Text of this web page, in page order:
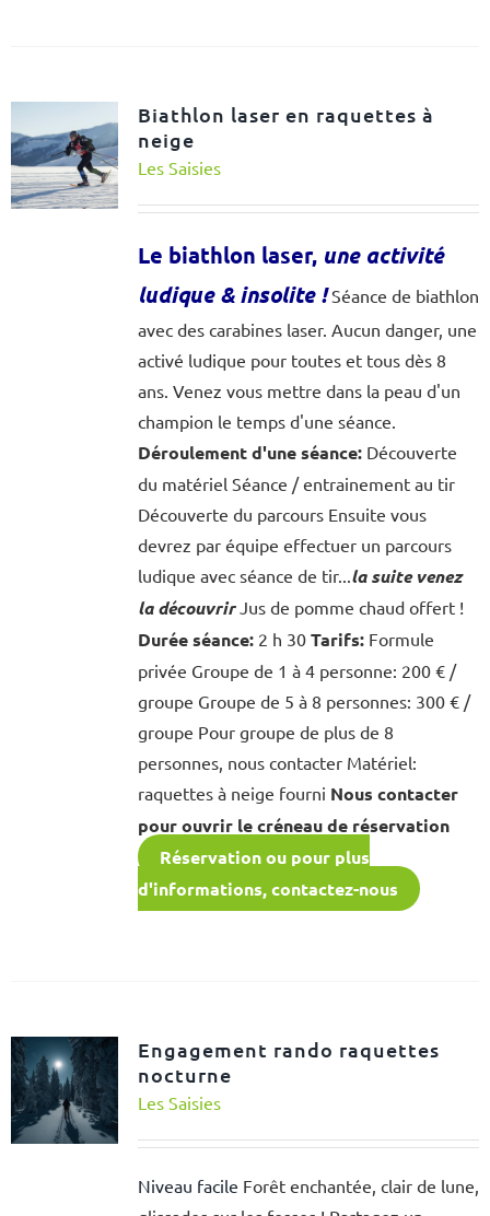
Biathlon laser en raquettes à
neige
Les Saisies
Le biathlon laser, une activité
ludique & insolite !Séance de biathlon
avec des carabines laser. Aucun danger, une
activé ludique pour toutes et tous dès 8
ans. Venez vous mettre dans la peau d'un
champion le temps d'une séance.
Déroulement d'une séance:Découverte
du matériel Séance / entrainement au tir
Découverte du parcours Ensuite vous
devrez par équipe effectuer un parcours
ludique avec séance de tir... la suite venez
la découvrirJus de pomme chaud offert !
Durée séance:2 h 30 Tarifs:Formule
privée Groupe de 1 à 4 personne: 200 € /
groupe Groupe de 5 à 8 personnes: 300 € /
groupe Pour groupe de plus de 8
personnes, nous contacter Matériel:
raquettes à neige fourni Nous contacter
pour ouvrir le créneau de réservation
Réservation ou pour plus
d'informations, contactez-nous
Engagement rando raquettes
nocturne
Les Saisies
Niveau facile Forêt enchantée, clair de lune,